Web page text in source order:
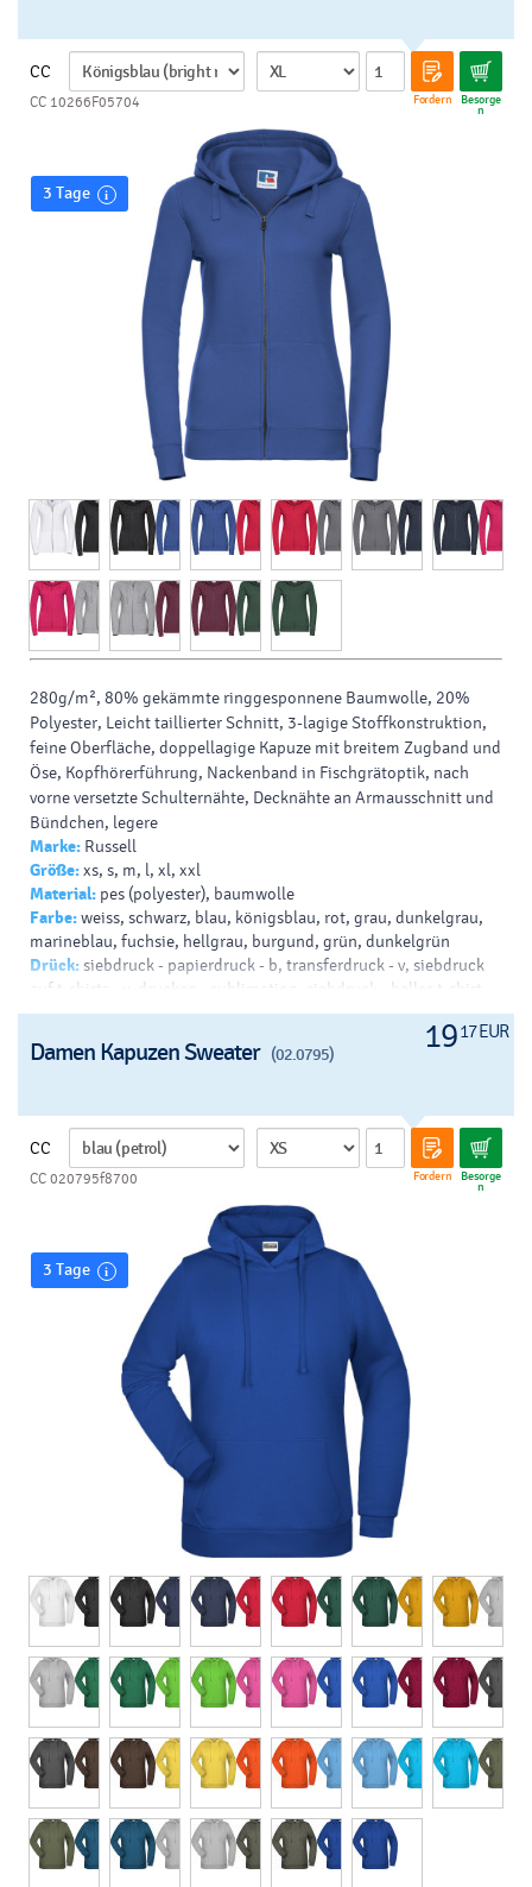
CC
Fordern Besorge
n
CC 10266F05704
3 Tage
280g/m², 80% gekämmte ringgesponnene Baumwolle, 20%
Polyester, Leicht taillierter Schnitt, 3-lagige Stoffkonstruktion,
feine Oberfläche, doppellagige Kapuze mit breitem Zugband und
Öse, Kopfhörerführung, Nackenband in Fischgrätoptik, nach
vorne versetzte Schulternähte, Decknähte an Armausschnitt und
Bündchen, legere
Marke: Russell
Größe:xs, s, m, l, xl, xxl
Material: pes (polyester), baumwolle
Farbe:weiss, schwarz, blau, königsblau, rot, grau, dunkelgrau,
marineblau, fuchsie, hellgrau, burgund, grün, dunkelgrün
Drück: siebdruck - papierdruck - b, transferdruck - v, siebdruck
auf t-shirts - v, drucken - sublimation, siebdruck - helles t-shirt -
b, siebdruck - dunkles t-shirt - b
1917 EUR
Damen Kapuzen Sweater (02.0795)
CC
Fordern Besorge
n
CC 020795f8700
3 Tage